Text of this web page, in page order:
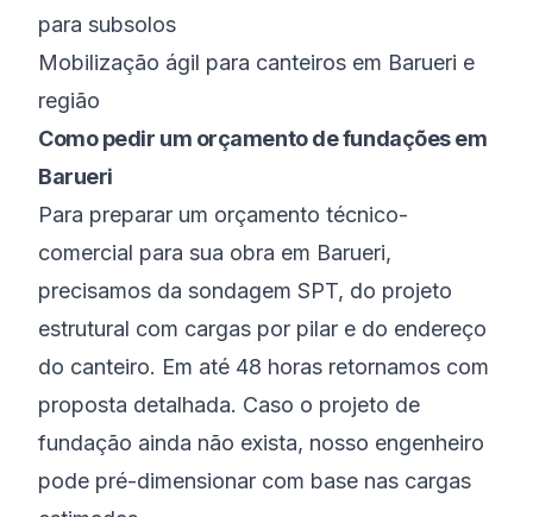
para subsolos
Mobilização ágil para canteiros em Barueri e
região
Como pedir um orçamento de fundações em
Barueri
Para preparar um orçamento técnico-
comercial para sua obra em Barueri,
precisamos da sondagem SPT, do projeto
estrutural com cargas por pilar e do endereço
do canteiro. Em até 48 horas retornamos com
proposta detalhada. Caso o projeto de
fundação ainda não exista, nosso engenheiro
pode pré-dimensionar com base nas cargas